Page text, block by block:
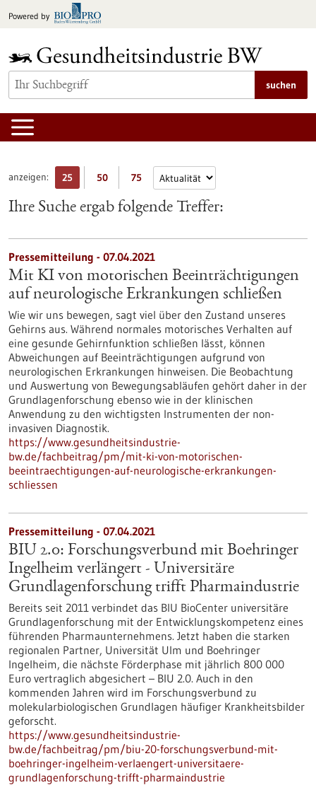
Inhalt
Powered by
suchen
anzeigen: 25 50 75
Ihre Suche ergab folgende Treffer:
Pressemitteilung - 07.04.2021
Mit KI von motorischen Beeinträchtigungen
auf neurologische Erkrankungen schließen
Wie wir uns bewegen, sagt viel über den Zustand unseres
Gehirns aus. Während normales motorisches Verhalten auf
eine gesunde Gehirnfunktion schließen lässt, können
Abweichungen auf Beeinträchtigungen aufgrund von
neurologischen Erkrankungen hinweisen. Die Beobachtung
und Auswertung von Bewegungsabläufen gehört daher in der
Grundlagenforschung ebenso wie in der klinischen
Anwendung zu den wichtigsten Instrumenten der non-
invasiven Diagnostik.
https://www.gesundheitsindustrie-
bw.de/fachbeitrag/pm/mit-ki-von-motorischen-
beeintraechtigungen-auf-neurologische-erkrankungen-
schliessen
Pressemitteilung - 07.04.2021
BIU 2.0: Forschungsverbund mit Boehringer
Ingelheim verlängert - Universitäre
Grundlagenforschung trifft Pharmaindustrie
Bereits seit 2011 verbindet das BIU BioCenter universitäre
Grundlagenforschung mit der Entwicklungskompetenz eines
führenden Pharmaunternehmens. Jetzt haben die starken
regionalen Partner, Universität Ulm und Boehringer
Ingelheim, die nächste Förderphase mit jährlich 800 000
Euro vertraglich abgesichert – BIU 2.0. Auch in den
kommenden Jahren wird im Forschungsverbund zu
molekularbiologischen Grundlagen häufiger Krankheitsbilder
geforscht.
https://www.gesundheitsindustrie-
bw.de/fachbeitrag/pm/biu-20-forschungsverbund-mit-
boehringer-ingelheim-verlaengert-universitaere-
grundlagenforschung-trifft-pharmaindustrie